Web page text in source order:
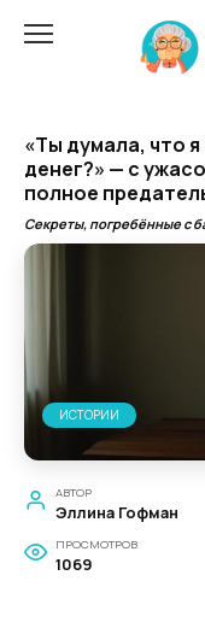
«Ты думала, что
денег?» — с
полное
Секреты, погребённые с
ИСТОРИИ
АВТОР
Эллина Гофман
ПРОСМОТРОВ
1069